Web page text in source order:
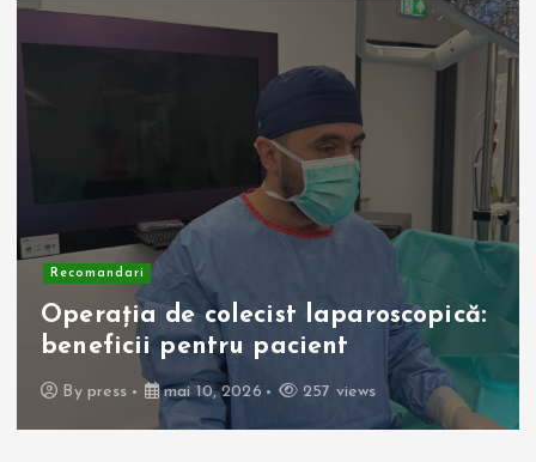
Recomandari
Operația de colecist laparoscopică:
beneficii pentru pacient
By press mai 10, 2026 257 views